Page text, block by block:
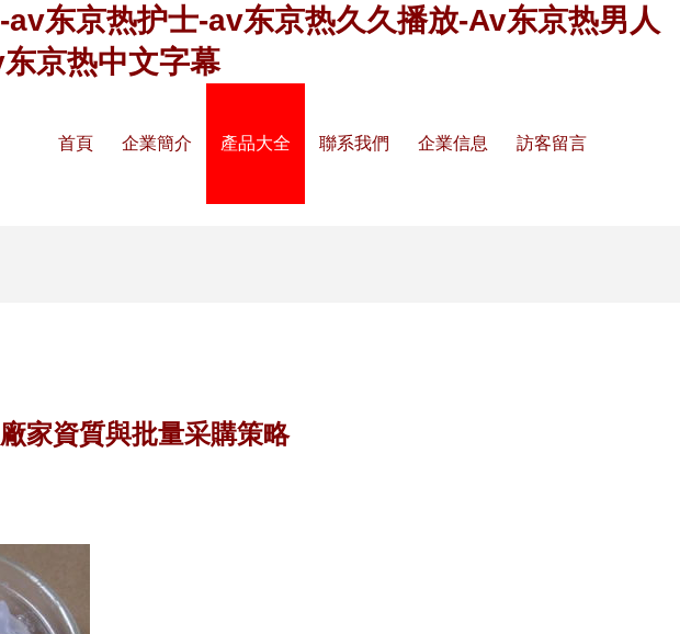
东京热护士-av东京热久久播放-Av东京热男人
京热中文字幕
首頁 企業簡介 產品大全 聯系我們 企業信息 訪客留言
家資質與批量采購策略